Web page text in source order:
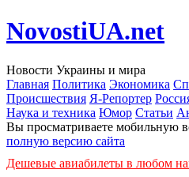
NovostiUA.net
Новости Украины и мира
Главная Политика Экономика
Происшествия Я-Репортер
Наука и техника Юмор Статьи
Вы просматриваете мобильную
полную версию сайта
Дешевые авиабилеты в любом